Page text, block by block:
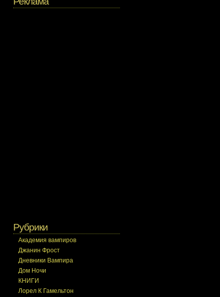
Рубрики
Академия вампиров
Джанин Фрост
Дневники Вампира
Дом Ночи
КНИГИ
Лорел К Гамельтон